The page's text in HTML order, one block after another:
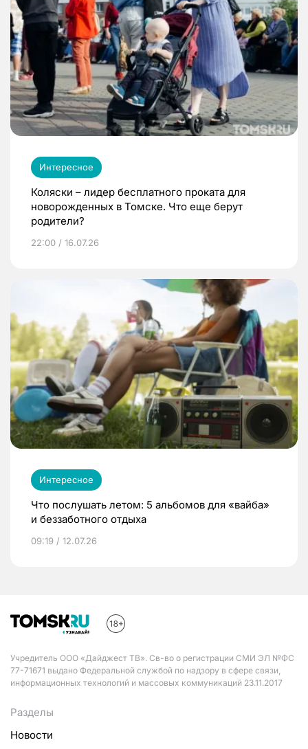
Интересное
Коляски – лидер бесплатного проката для
новорожденных в Томске. Что еще берут
родители?
22:00 / 16.07.26
Интересное
Что послушать летом: 5 альбомов для «вайба»
и беззаботного отдыха
09:19 / 12.07.26
Учредитель ООО «Дайджест ТВ». Св-во о регистрации СМИ ЭЛ №ФС
77-71671 выдано Федеральной службой по надзору в сфере связи,
информационных технологий и массовых коммуникаций 23.11.2017
Разделы
Новости